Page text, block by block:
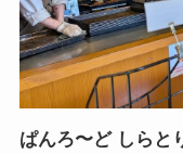
ぱんろ〜ど しらと